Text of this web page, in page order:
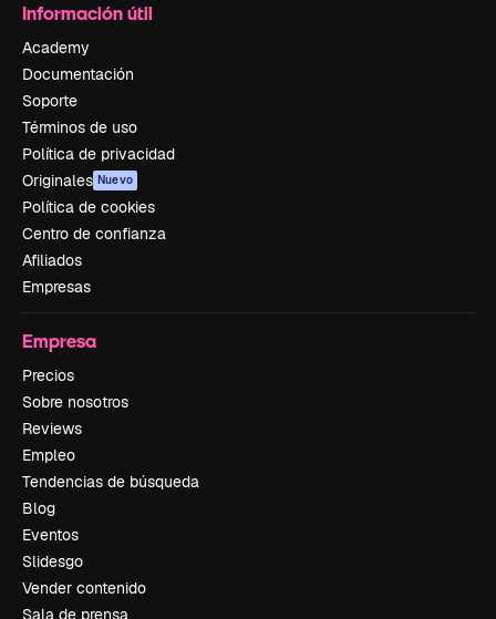
Información útil
Academy
Documentación
Soporte
Términos de uso
Política de privacidad
Originales Nuevo
Política de cookies
Centro de confianza
Afiliados
Empresas
Empresa
Precios
Sobre nosotros
Reviews
Empleo
Tendencias de búsqueda
Blog
Eventos
Slidesgo
Vender contenido
Sala de prensa